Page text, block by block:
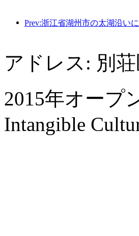
アドレス: 別
2015年オープ
Intangible